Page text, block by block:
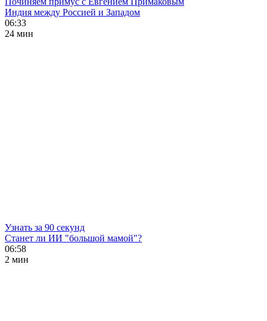
Индия между Россией и Западом
06:33
24 мин
Узнать за 90 секунд
Станет ли ИИ "большой мамой"?
06:58
2 мин